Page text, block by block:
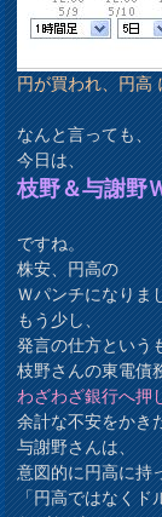
円が買われ、円高
なんと言っても、
今日は、
枝野＆与謝野
ですね。
株安、円高の
Ｗパンチになりま
もう少し、
発言の仕方という
枝野さんの東電債
わざわざ銀行へ押
余計な不安をかき
与謝野さんは、
意図的に円高に持
「円高ではなくド